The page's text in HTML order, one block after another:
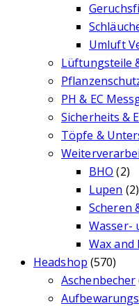
Umluft
Lüftungsteile
PH & EC
Sicherheits &
Töpfe &
BHO (2)
Lupen (2)
Scheren
Wasser-
Wax and
Headshop (570)
Aschenbecher